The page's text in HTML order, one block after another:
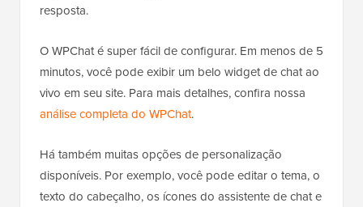
resposta.
O WPChat é super fácil de configurar. Em menos de 5
minutos, você pode exibir um belo widget de chat ao
vivo em seu site. Para mais detalhes, confira nossa
análise completa do WPChat.
Há também muitas opções de personalização
disponíveis. Por exemplo, você pode editar o tema, o
texto do cabeçalho, os ícones do assistente de chat e